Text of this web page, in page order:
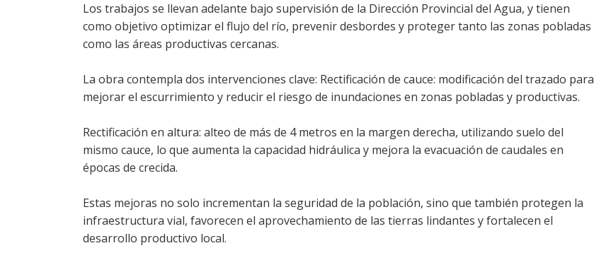
Los trabajos se llevan adelante bajo supervisión de la Dirección Provincial del Agua, y tienen
como objetivo optimizar el flujo del río, prevenir desbordes y proteger tanto las zonas pobladas
como las áreas productivas cercanas.
La obra contempla dos intervenciones clave: Rectificación de cauce: modificación del trazado para
mejorar el escurrimiento y reducir el riesgo de inundaciones en zonas pobladas y productivas.
Rectificación en altura: alteo de más de 4 metros en la margen derecha, utilizando suelo del
mismo cauce, lo que aumenta la capacidad hidráulica y mejora la evacuación de caudales en
épocas de crecida.
Estas mejoras no solo incrementan la seguridad de la población, sino que también protegen la
infraestructura vial, favorecen el aprovechamiento de las tierras lindantes y fortalecen el
desarrollo productivo local.